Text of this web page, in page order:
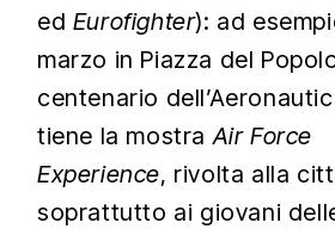
ed Eurofighter): ad
marzo in Piazza del
centenario
tiene la mostraAir Force
Experience, rivolta alla
soprattutto ai giovani